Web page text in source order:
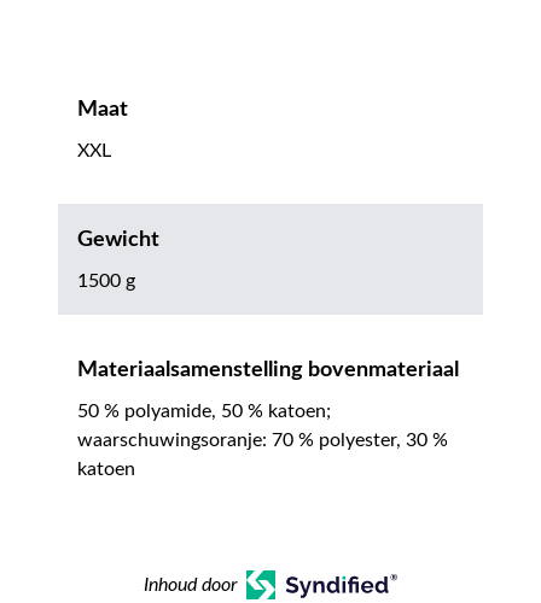
Maat
XXL
Gewicht
1500 g
Materiaalsamenstelling bovenmateriaal
50 % polyamide, 50 % katoen;
waarschuwingsoranje: 70 % polyester, 30 %
katoen
Inhoud door